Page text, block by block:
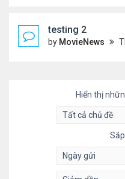
testing 2
by MovieNews Thứ 4
Hiển thị